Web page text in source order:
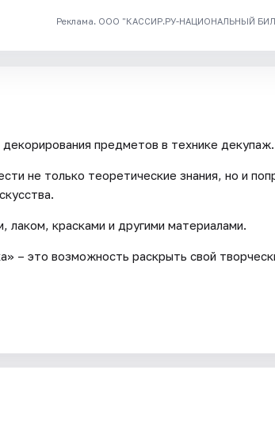
Реклама. ООО "КАССИР.РУ-НАЦИОНАЛЬНЫЙ
предметов в технике декупаж.
не только теоретические знания, но и
лаком, красками и другими материалами.
– это возможность раскрыть свой